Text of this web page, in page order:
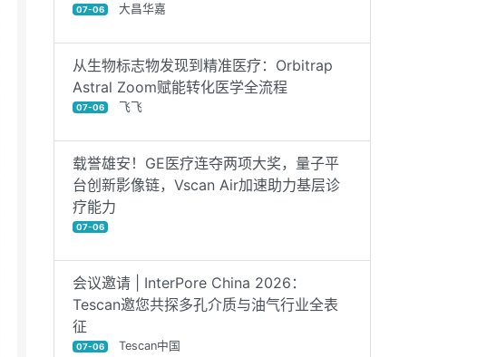
07-06 大昌华嘉
从生物标志物发现到精准医疗：Orbitrap
Astral Zoom赋能转化医学全流程
07-06 飞飞
载誉雄安！GE医疗连夺两项大奖，量子平
台创新影像链，Vscan Air加速助力基层诊
疗能力
07-06
会议邀请 | InterPore China 2026：
Tescan邀您共探多孔介质与油气行业全表
征
07-06 Tescan中国